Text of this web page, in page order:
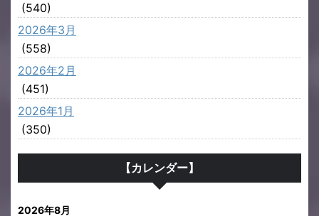
(540)
2026年3月
(558)
2026年2月
(451)
2026年1月
(350)
【カレンダー】
2026年8月